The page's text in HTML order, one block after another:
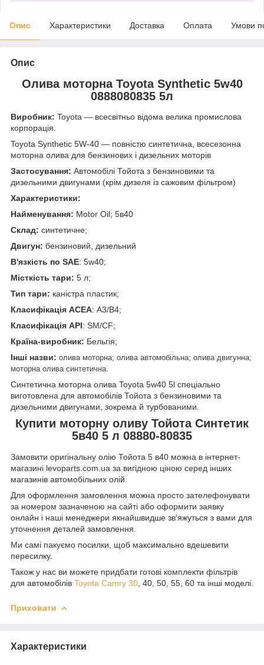
Опис Характеристики Доставка Оплата Умови
Опис
Олива моторна Toyota Synthetic 5w40
0888080835 5л
Виробник: Toyota — всесвітньо відома велика промислова
корпорація.
Toyota Synthetic 5W-40 — повністю синтетична, всесезонна
моторна олива для бензинових і дизельних моторів
Застосування: Автомобілі Тойота з бензиновими та
дизельними двигунами (крім дизеля із сажовим фільтром)
Характеристики:
Найменування: Motor Oil; 5в40
Склад: синтетичне;
Двигун: бензиновий, дизельний
В'язкість по SAE: 5w40;
Місткість тари: 5 л;
Тип тари: каністра пластик;
Класифікація ACEA: А3/В4;
Класифікація API: SM/CF;
Країна-виробник: Бельгія;
Інші назви: олива моторна; олива автомобільна; олива двигунна;
моторна олива синтетична.
Синтетична моторна олива Toyota 5w40 5l спеціально
виготовлена для автомобілів Тойота з бензиновими та
дизельними двигунами, зокрема й турбованими.
Купити моторну оливу Тойота Синтетик
5в40 5 л 08880-80835
Замовити оригінальну олію Тойота 5 в40 можна в інтернет-
магазині levoparts.com.ua за вигідною ціною серед інших
магазинів автомобільних олій.
Для оформлення замовлення можна просто зателефонувати
за номером зазначеною на сайті або оформити заявку
онлайн і наші менеджери якнайшвидше зв'яжуться з вами для
уточнення деталей замовлення.
Ми самі пакуємо посилки, щоб максимально вдешевити
пересилку.
Також у нас ви можете придбати готові комплекти фільтрів
для автомобілів Toyota Camry 30 , 40, 50, 55, 60 та інші моделі.
Приховати
Характеристики